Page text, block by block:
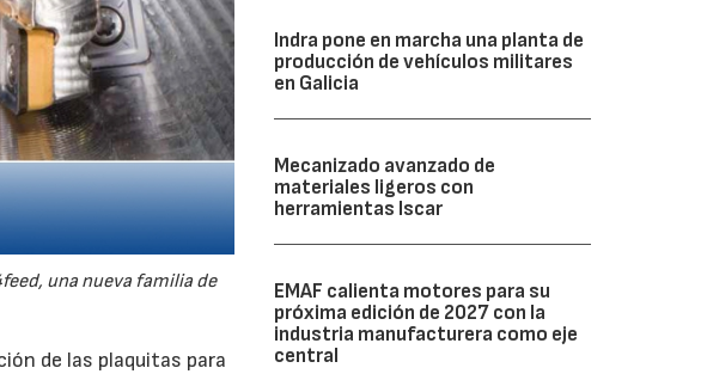
una nueva familia de
de las plaquitas para
Indra pone en marcha una planta de
producción de vehículos militares
en Galicia
Mecanizado avanzado de
materiales ligeros con
herramientas Iscar
EMAF calienta motores para su
próxima edición de 2027 con la
industria manufacturera como eje
central